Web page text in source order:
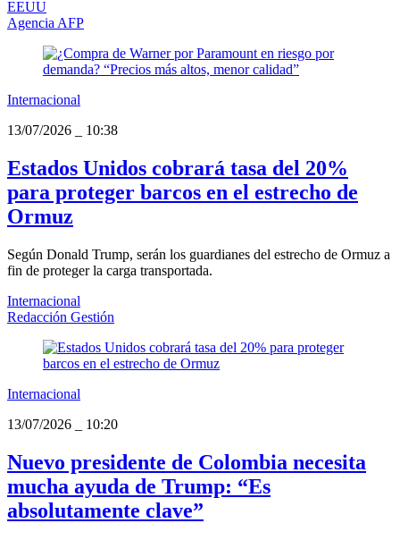
EEUU
Agencia AFP
Internacional
13/07/2026
10:38
Estados Unidos cobrará tasa del 20%
para proteger barcos en el estrecho de
Ormuz
Según Donald Trump, serán los guardianes del estrecho de Ormuz a
fin de proteger la carga transportada.
Internacional
Redacción Gestión
Internacional
13/07/2026
10:20
Nuevo presidente de Colombia necesita
mucha ayuda de Trump: “Es
absolutamente clave”